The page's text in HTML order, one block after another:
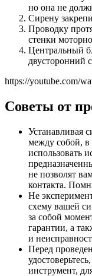
но она не
Сирену
Проводку
стенки
Центральный
двусторонний
https://youtube.com/
Советы от
Устанавливая
между собой, в
использовать
не позволят
контакта.
Не
схему вашей
за собой
гарантии, а
и
Перед
инструмент,